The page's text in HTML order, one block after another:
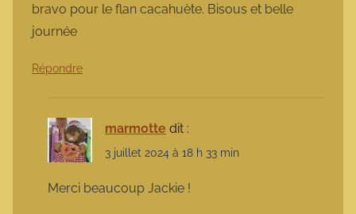
bravo pour le flan cacahuète. Bisous et belle
journée
Répondre
marmotte dit :
3 juillet 2024 à 18 h 33 min
Merci beaucoup Jackie !